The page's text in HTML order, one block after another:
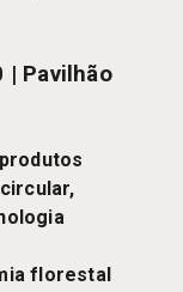
| Pavilhão
florestal